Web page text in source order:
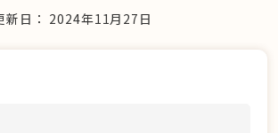
新日： 2024年11月27日